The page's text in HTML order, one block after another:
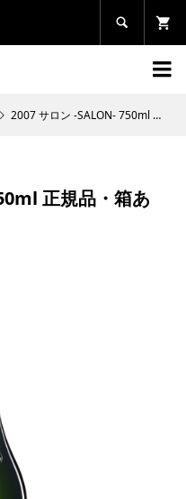


2007 サロン -SALON- 750ml 正規品・箱あり SALON
正規品・箱あ